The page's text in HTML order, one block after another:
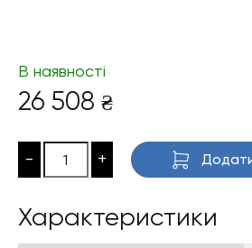
В наявності
26 508 ₴
- +
Характеристики